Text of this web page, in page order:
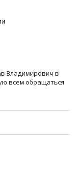
Владимирович в
всем обращаться